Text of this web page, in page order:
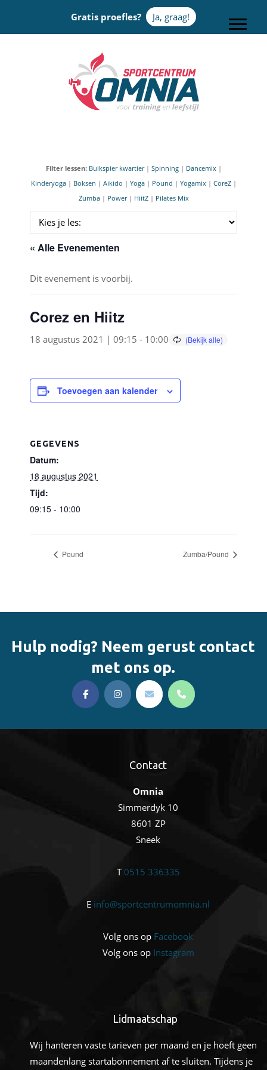
Gratis proefles? Ja, graag!
Filter lessen: Buikspier kwartier| Spinning| Dancemix|
Kinderyoga| Boksen | Aikido | Yoga| Pound | Yogamix| CoreZ|
Zumba| Power| HiitZ| Pilates Mix
« Alle Evenementen
Dit evenement is voorbij.
Corez en Hiitz
18 augustus 2021 | 09:15 - 10:00
Toevoegen aan kalender
GEGEVENS
Datum:
18 augustus 2021
Tijd:
09:15 - 10:00
Pound Zumba/Pound
Hulp nodig? Neem gerust contact
met ons op.
Contact
Omnia
Simmerdyk 10
8601 ZP
Sneek
T0515 336335
E info@sportcentrumomnia.nl
Volg ons op Facebook
Volg ons op Instagram
Lidmaatschap
Wij hanteren vaste tarieven per maand en je hoeft geen
maandenlang startabonnement af te sluiten. Tijdens je